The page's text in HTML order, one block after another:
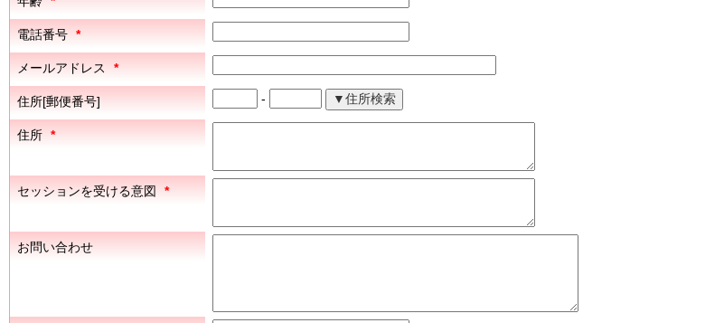
電話番号 *
メールアドレス *
住所[郵便番号] -
住所 *
セッションを受ける意図 *
お問い合わせ